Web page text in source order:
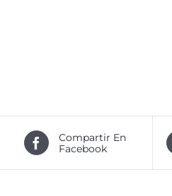
Compartir En
Facebook